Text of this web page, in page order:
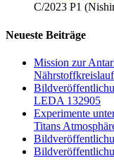
C/2023 P1
Neueste Beiträge
Mission zur
Nährstoffkreislauf
LEDA 132905
Experimente
Titans